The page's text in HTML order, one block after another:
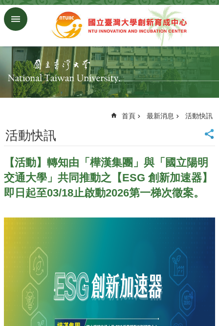
跳到主要內容區塊
搜
回
首
頁
頁
究
發
展
處
首
站
首頁 最新消息 活動快訊
活動快訊
【活動】轉知由「樺漢集團」與「國立陽明
交通大學」共同推動之【ESG 創新加速器】
即日起至03/18止啟動2026第一梯次徵案。